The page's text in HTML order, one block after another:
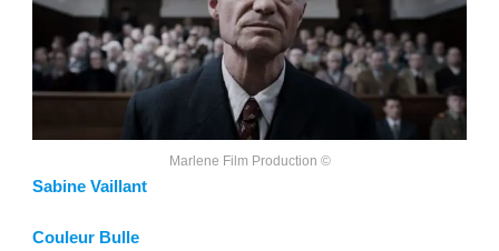
Marlene Film Production ©
Sabine Vaillant
Couleur Bulle